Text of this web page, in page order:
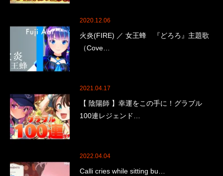
2020.12.06
火炎(FIRE) ／ 女王蜂 『どろろ』主題歌
（Cove…
2021.04.17
【 陰陽師 】幸運をこの手に！グラブル
100連レジェンド…
2022.04.04
Calli cries while sitting bu…